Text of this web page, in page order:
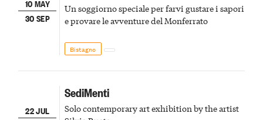
10 MAY
30 SEP
Un soggiorno speciale per farvi gustare i sapori
e provare le avventure del Monferrato
Bistagno
22 JUL
SediMenti
Solo contemporary art exhibition by the artist